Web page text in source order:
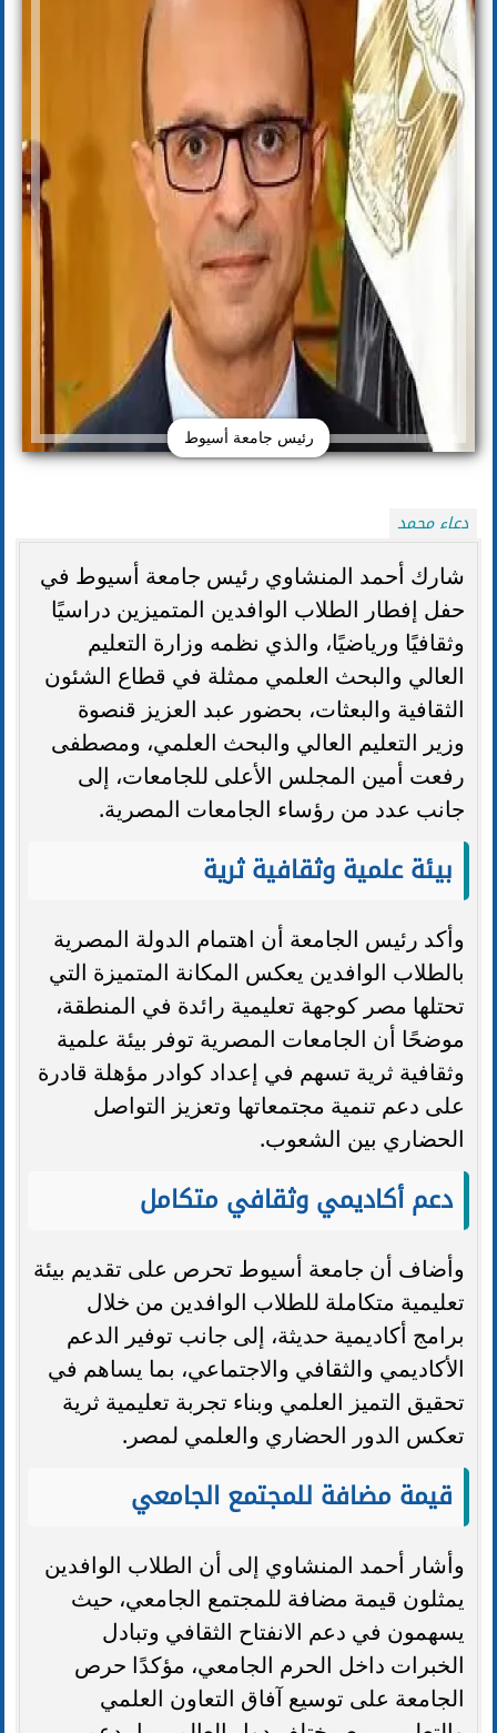
رئيس جامعة أسيوط
دعاء محمد
شارك أحمد المنشاوي رئيس جامعة أسيوط في
حفل إفطار الطلاب الوافدين المتميزين دراسيًا
وثقافيًا ورياضيًا، والذي نظمه وزارة التعليم
العالي والبحث العلمي ممثلة في قطاع الشئون
الثقافية والبعثات، بحضور عبد العزيز قنصوة
وزير التعليم العالي والبحث العلمي، ومصطفى
رفعت أمين المجلس الأعلى للجامعات، إلى
جانب عدد من رؤساء الجامعات المصرية.
بيئة علمية وثقافية ثرية
وأكد رئيس الجامعة أن اهتمام الدولة المصرية
بالطلاب الوافدين يعكس المكانة المتميزة التي
تحتلها مصر كوجهة تعليمية رائدة في المنطقة،
موضحًا أن الجامعات المصرية توفر بيئة علمية
وثقافية ثرية تسهم في إعداد كوادر مؤهلة قادرة
على دعم تنمية مجتمعاتها وتعزيز التواصل
الحضاري بين الشعوب.
دعم أكاديمي وثقافي متكامل
وأضاف أن جامعة أسيوط تحرص على تقديم بيئة
تعليمية متكاملة للطلاب الوافدين من خلال
برامج أكاديمية حديثة، إلى جانب توفير الدعم
الأكاديمي والثقافي والاجتماعي، بما يساهم في
تحقيق التميز العلمي وبناء تجربة تعليمية ثرية
تعكس الدور الحضاري والعلمي لمصر.
قيمة مضافة للمجتمع الجامعي
وأشار أحمد المنشاوي إلى أن الطلاب الوافدين
يمثلون قيمة مضافة للمجتمع الجامعي، حيث
يسهمون في دعم الانفتاح الثقافي وتبادل
الخبرات داخل الحرم الجامعي، مؤكدًا حرص
الجامعة على توسيع آفاق التعاون العلمي